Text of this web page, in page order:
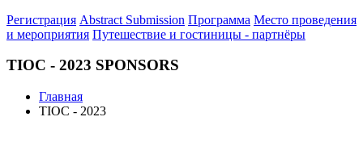
Регистрация Abstract Submission Программа Место проведения
и мероприятия Путешествие и гостиницы - партнёры
TIOC - 2023 SPONSORS
Главная
TIOC - 2023